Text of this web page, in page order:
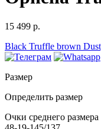
15 499 р.
Black Truffle brown
Размер
Определить размер
Очки среднего размера